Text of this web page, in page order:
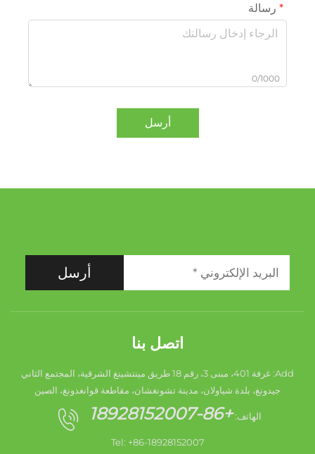
رسالة
0/1000
أرسل
أرسل
اتصل بنا
Add: غرفة 401، مبنى 3، رقم 18 طريق مينتشينغ الشرقية، المجتمع الثاني
جيدونغ، بلدة شياولان، مدينة تشونغشان، مقاطعة قوانغدونغ، الصين
الهاتف: +86-18928152007
Tel: +86-18928152007